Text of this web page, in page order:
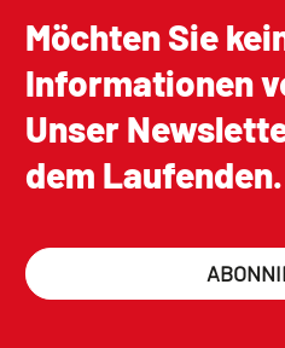
Möchten Sie
Informationen
Unser
dem Laufenden.